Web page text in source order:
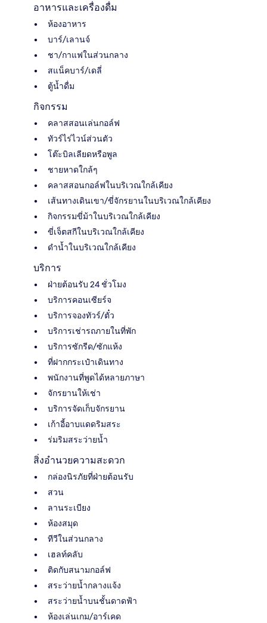
อาหารและเครื่องดื่ม
ห้องอาหาร
บาร์/เลานจ์
ชา/กาแฟในส่วนกลาง
สแน็คบาร์/เดลี่
ตู้น้ำดื่ม
กิจกรรม
คลาสสอนเล่นกอล์ฟ
ทัวร์ไร่ไวน์ส่วนตัว
โต๊ะบิลเลียดหรือพูล
ชายหาดใกล้ๆ
คลาสสอนกอล์ฟในบริเวณใกล้เคียง
เส้นทางเดินเขา/ขี่จักรยานในบริเวณใกล้เคียง
กิจกรรมขี่ม้าในบริเวณใกล้เคียง
ขี่เจ็ตสกีในบริเวณใกล้เคียง
ดำน้ำในบริเวณใกล้เคียง
บริการ
ฝ่ายต้อนรับ 24 ชั่วโมง
บริการคอนเซียร์จ
บริการจองทัวร์/ตั๋ว
บริการเช่ารถภายในที่พัก
บริการซักรีด/ซักแห้ง
ที่ฝากกระเป๋าเดินทาง
พนักงานที่พูดได้หลายภาษา
จักรยานให้เช่า
บริการจัดเก็บจักรยาน
เก้าอี้อาบแดดริมสระ
ร่มริมสระว่ายน้ำ
สิ่งอำนวยความสะดวก
กล่องนิรภัยที่ฝ่ายต้อนรับ
สวน
ลานระเบียง
ห้องสมุด
ทีวีในส่วนกลาง
เฮลท์คลับ
ติดกับสนามกอล์ฟ
สระว่ายน้ำกลางแจ้ง
สระว่ายน้ำบนชั้นดาดฟ้า
ห้องเล่นเกม/อาร์เคด